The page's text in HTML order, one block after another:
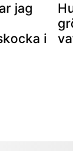
jag
i